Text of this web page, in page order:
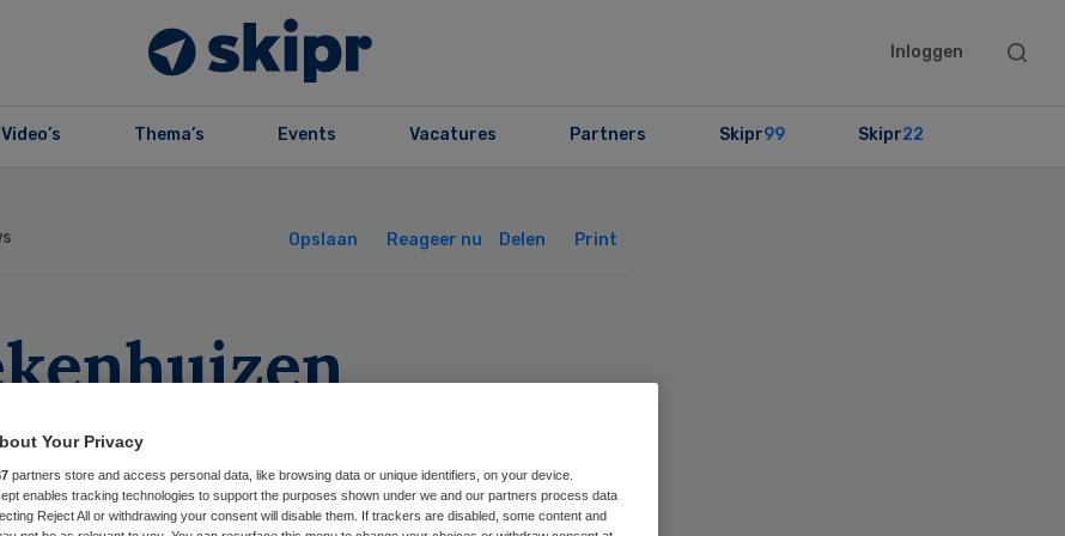
Inloggen
Search
Video’s Thema’s Events Vacatures Partners Skipr99 Skipr22
Opslaan Reageer nu Delen Print
medische
Your Privacy
partners store and access personal data, like browsing data or unique identifiers, on your device.
enables tracking technologies to support the purposes shown under we and our partners process data
Reject All or withdrawing your consent will disable them. If trackers are disabled, some content and